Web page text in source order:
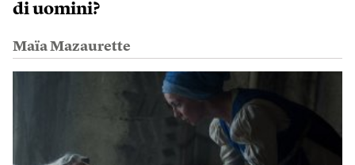
di uomini?
Maïa Mazaurette